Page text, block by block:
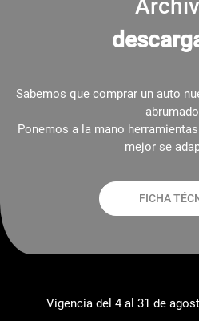
Sabemos que comprar un auto
Ponemos a la mano
mejor se
FICHA
Vigencia del 4 al 31 de